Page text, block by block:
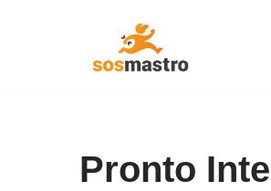
Pronto